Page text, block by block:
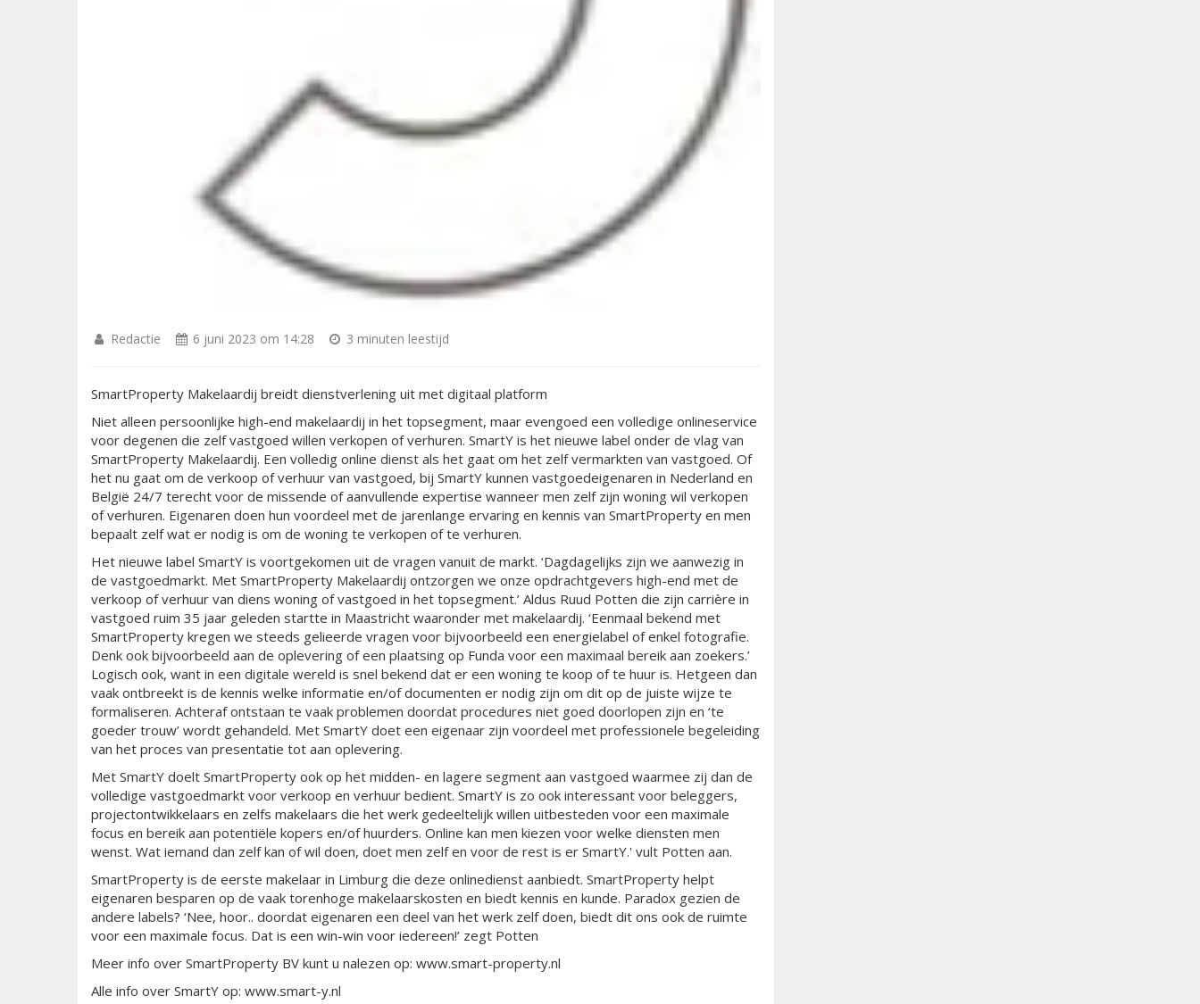
Redactie 6 juni 2023 om 14:28 3 minuten leestijd
SmartProperty Makelaardij breidt dienstverlening uit met digitaal platform
Niet alleen persoonlijke high-end makelaardij in het topsegment, maar evengoed een volledige onlineservice
voor degenen die zelf vastgoed willen verkopen of verhuren. SmartY is het nieuwe label onder de vlag van
SmartProperty Makelaardij. Een volledig online dienst als het gaat om het zelf vermarkten van vastgoed. Of
het nu gaat om de verkoop of verhuur van vastgoed, bij SmartY kunnen vastgoedeigenaren in Nederland en
België 24/7 terecht voor de missende of aanvullende expertise wanneer men zelf zijn woning wil verkopen
of verhuren. Eigenaren doen hun voordeel met de jarenlange ervaring en kennis van SmartProperty en men
bepaalt zelf wat er nodig is om de woning te verkopen of te verhuren.
Het nieuwe label SmartY is voortgekomen uit de vragen vanuit de markt. ‘Dagdagelijks zijn we aanwezig in
de vastgoedmarkt. Met SmartProperty Makelaardij ontzorgen we onze opdrachtgevers high-end met de
verkoop of verhuur van diens woning of vastgoed in het topsegment.’ Aldus Ruud Potten die zijn carrière in
vastgoed ruim 35 jaar geleden startte in Maastricht waaronder met makelaardij. ‘Eenmaal bekend met
SmartProperty kregen we steeds gelieerde vragen voor bijvoorbeeld een energielabel of enkel fotografie.
Denk ook bijvoorbeeld aan de oplevering of een plaatsing op Funda voor een maximaal bereik aan zoekers.’
Logisch ook, want in een digitale wereld is snel bekend dat er een woning te koop of te huur is. Hetgeen dan
vaak ontbreekt is de kennis welke informatie en/of documenten er nodig zijn om dit op de juiste wijze te
formaliseren. Achteraf ontstaan te vaak problemen doordat procedures niet goed doorlopen zijn en ‘te
goeder trouw’ wordt gehandeld. Met SmartY doet een eigenaar zijn voordeel met professionele begeleiding
van het proces van presentatie tot aan oplevering.
Met SmartY doelt SmartProperty ook op het midden- en lagere segment aan vastgoed waarmee zij dan de
volledige vastgoedmarkt voor verkoop en verhuur bedient. SmartY is zo ook interessant voor beleggers,
projectontwikkelaars en zelfs makelaars die het werk gedeeltelijk willen uitbesteden voor een maximale
focus en bereik aan potentiële kopers en/of huurders. Online kan men kiezen voor welke diensten men
wenst. Wat iemand dan zelf kan of wil doen, doet men zelf en voor de rest is er SmartY.' vult Potten aan.
SmartProperty is de eerste makelaar in Limburg die deze onlinedienst aanbiedt. SmartProperty helpt
eigenaren besparen op de vaak torenhoge makelaarskosten en biedt kennis en kunde. Paradox gezien de
andere labels? ‘Nee, hoor.. doordat eigenaren een deel van het werk zelf doen, biedt dit ons ook de ruimte
voor een maximale focus. Dat is een win-win voor iedereen!’ zegt Potten
Meer info over SmartProperty BV kunt u nalezen op: www.smart-property.nl
Alle info over SmartY op: www.smart-y.nl